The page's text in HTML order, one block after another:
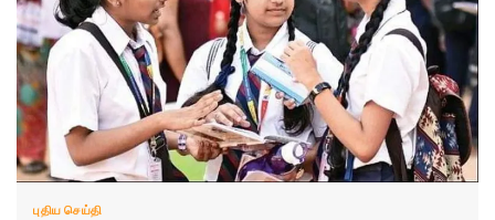
புதிய செய்தி